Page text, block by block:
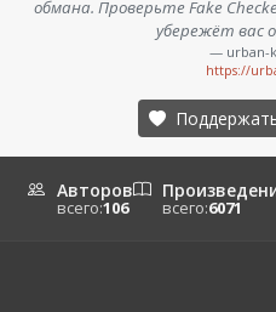
обмана. Проверьте Fake
убережёт вас
— urban-
https://
Авторов
всего:106 всего:6071